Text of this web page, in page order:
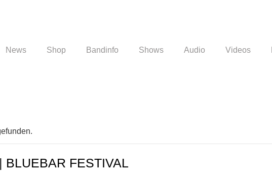
News Shop Bandinfo Shows Audio Videos
BLUEBAR FESTIVAL